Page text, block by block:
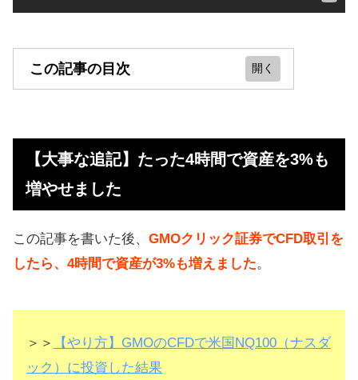
この記事の目次
3%も増やせました
株価指数CFDの運用実績
配当収入と株価指数の値上がりによ
CFDでは分散投資でリスク回避でき
CFDは「低コスト」が最大のメリッ
ト
手数料でマイナスにならないCFDが
【大事な追記】たった4時間で資産を3%も
増やせました
この記事を書いた後、 GMOクリック証券でCFD取引を
したら、4時間で資産が3%も増えました。
＞＞
【やり方】GMOのCFDで米国NQ100（ナスダ
ック）に投資した結果